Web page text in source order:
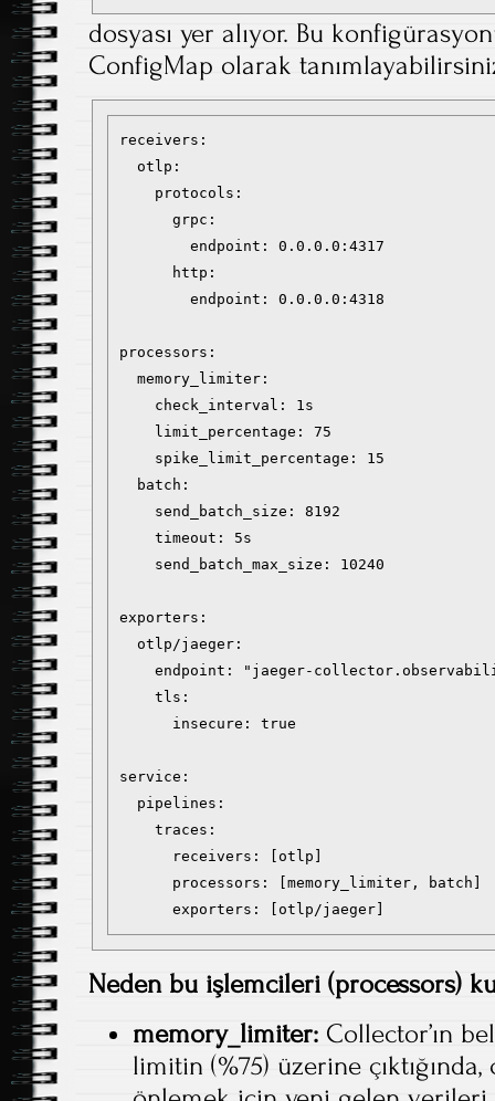
dosyası yer alıyor. Bu
ConfigMap olarak
receivers:
  otlp:
    protocols:
      grpc:
        endpoint: 0.0.0.0:4317
      http:
        endpoint: 0.0.0.0:4318
processors:
  memory_limiter:
    check_interval: 1s
    limit_percentage: 75
    spike_limit_percentage: 15
  batch:
    send_batch_size: 8192
    timeout: 5s
    send_batch_max_size: 10240
exporters:
  otlp/jaeger:
endpoint: "jaeger-
    tls:
      insecure: true
service:
  pipelines:
    traces:
      receivers: [otlp]
      processors: [memory_limiter, batch]
      exporters: [otlp/jaeger]
Neden bu işlemcileri (processors)
memory_limiter: Collector’ın
limitin (%75) üzerine